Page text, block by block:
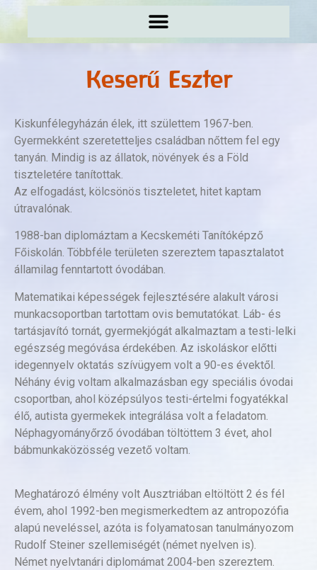
Keserű Eszter
Kiskunfélegyházán élek, itt születtem 1967-ben.
Gyermekként szeretetteljes családban nőttem fel egy
tanyán. Mindig is az állatok, növények és a Föld
tiszteletére tanítottak.
Az elfogadást, kölcsönös tiszteletet, hitet kaptam
útravalónak.
1988-ban diplomáztam a Kecskeméti Tanítóképző
Főiskolán. Többféle területen szereztem tapasztalatot
államilag fenntartott óvodában.
Matematikai képességek fejlesztésére alakult városi
munkacsoportban tartottam ovis bemutatókat. Láb- és
tartásjavító tornát, gyermekjógát alkalmaztam a testi-lelki
egészség megóvása érdekében. Az iskoláskor előtti
idegennyelv oktatás szívügyem volt a 90-es évektől.
Néhány évig voltam alkalmazásban egy speciális óvodai
csoportban, ahol középsúlyos testi-értelmi fogyatékkal
élő, autista gyermekek integrálása volt a feladatom.
Néphagyományőrző óvodában töltöttem 3 évet, ahol
bábmunkaközösség vezető voltam.
Meghatározó élmény volt Ausztriában eltöltött 2 és fél
évem, ahol 1992-ben megismerkedtem az antropozófia
alapú neveléssel, azóta is folyamatosan tanulmányozom
Rudolf Steiner szellemiségét (német nyelven is).
Német nyelvtanári diplomámat 2004-ben szereztem.